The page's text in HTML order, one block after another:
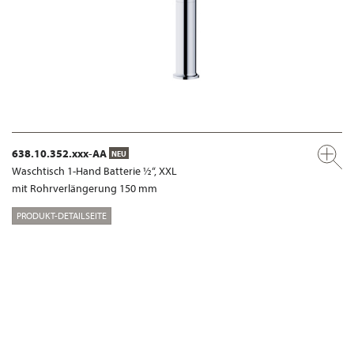
638.10.352.xxx-AA NEU
Waschtisch 1-Hand Batterie ½“, XXL
mit Rohrverlängerung 150 mm
PRODUKT-DETAILSEITE